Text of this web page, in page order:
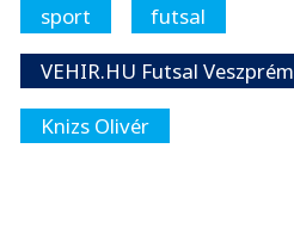
sport
futsal
VEHIR.HU Futsal Veszprém
Knizs Olivér